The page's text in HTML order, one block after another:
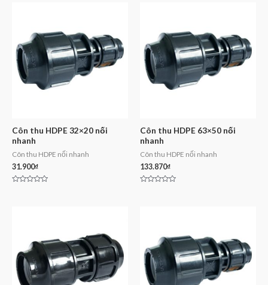
Côn thu HDPE 32×20 nối
nhanh
Côn thu HDPE nối nhanh
31.900₫
Côn thu HDPE 63×50 nối
nhanh
Côn thu HDPE nối nhanh
133.870₫